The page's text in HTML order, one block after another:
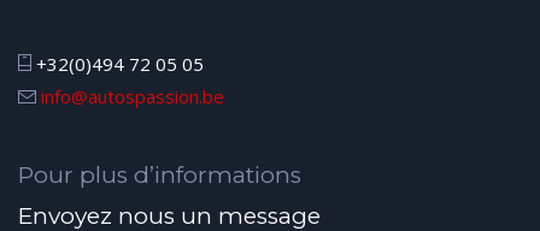
+32(0)494 72 05 05
info@autospassion.be
Pour plus d’informations
Envoyez nous un message